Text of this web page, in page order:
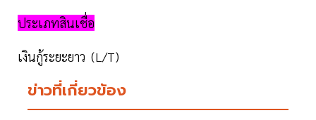
ประเภทสินเชื่อ
เงินกู้ระยะยาว (L/T)
ข่าวที่เกี่ยวข้อง